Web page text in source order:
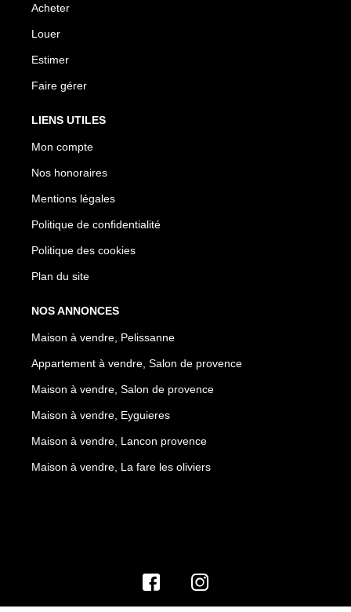
Acheter
Louer
Estimer
Faire gérer
LIENS UTILES
Mon compte
Nos honoraires
Mentions légales
Politique de confidentialité
Politique des cookies
Plan du site
NOS ANNONCES
Maison à vendre, Pelissanne
Appartement à vendre, Salon de provence
Maison à vendre, Salon de provence
Maison à vendre, Eyguieres
Maison à vendre, Lancon provence
Maison à vendre, La fare les oliviers